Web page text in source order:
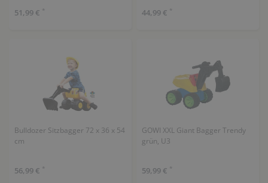
51,99 € * 44,99 € *
Bulldozer Sitzbagger 72 x 36 x 54
cm
56,99 € *
GOWI XXL Giant Bagger Trendy
grün, U3
59,99 € *